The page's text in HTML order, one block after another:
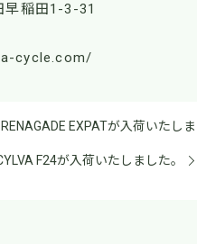
稲田1-3-31
cycle.com/
EXPATが入荷いたしま
F24が入荷いたしました。